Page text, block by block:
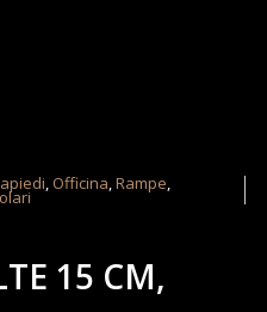
, Officina,Rampe,
15 CM,